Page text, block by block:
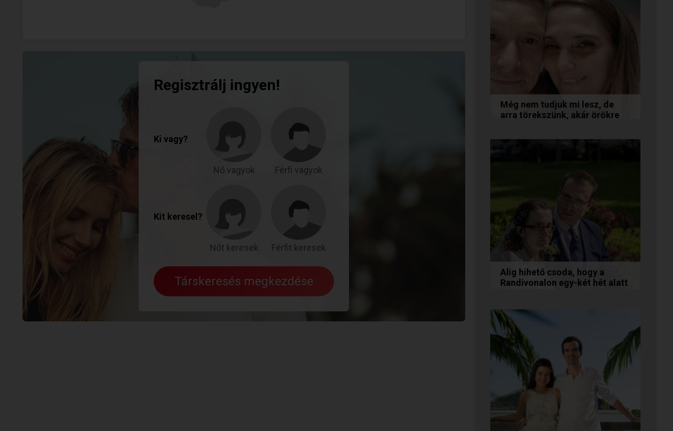
Regisztrálj ingyen!
Ki vagy?
Nő vagyok Férfi vagyok
Kit keresel?
Nőt keresek Férfit keresek
Társkeresés megkezdése
Még nem tudjuk mi lesz, de
arra törekszünk, akár örökre
A következő levelet Katalin és
Alig hihető csoda, hogy a
Randivonalon egy-két hét alatt
Teodóra és Zsolt nem a
könnyebb utat választották,
hanem a szerelmet, amely
minden akadály legyőzésével
egyre erősebbé...